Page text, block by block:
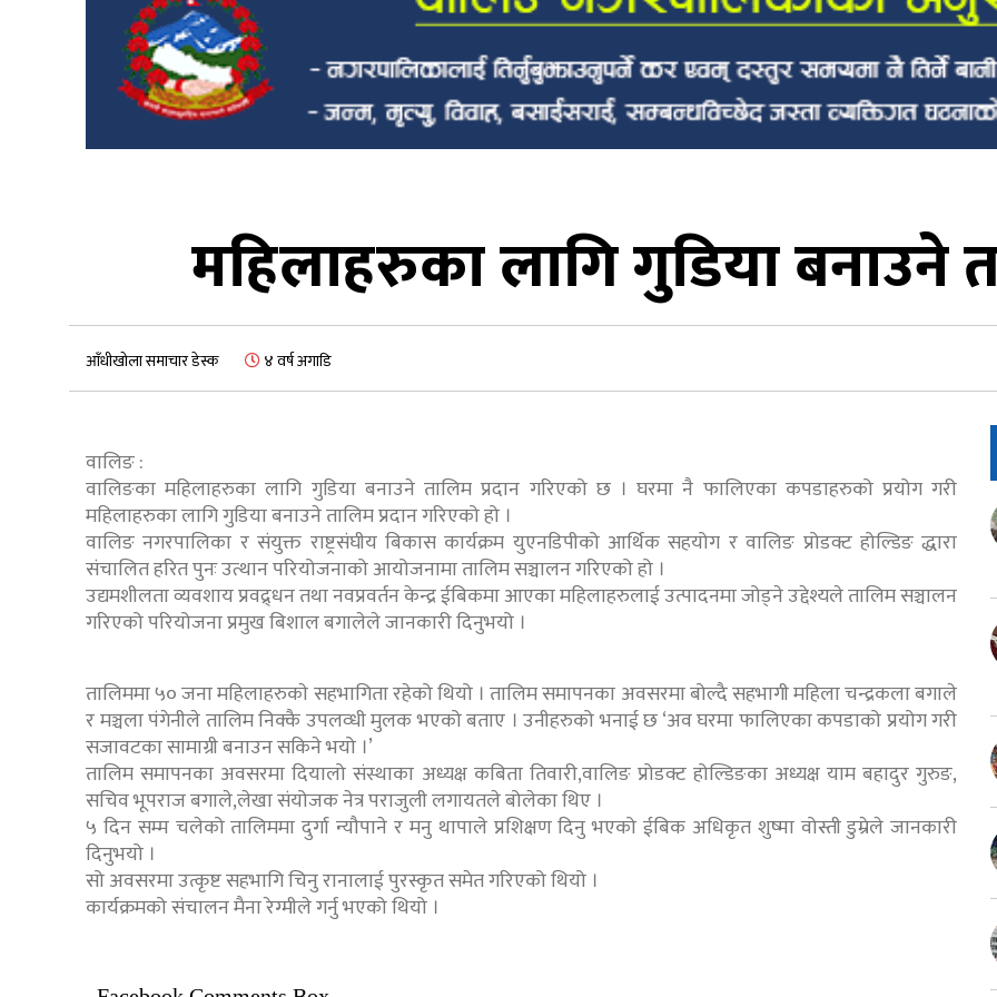
महिलाहरुका लागि गुडिया बनाउने
आँधीखोला समाचार डेस्क ४ वर्ष अगाडि
वालिङ :
वालिङका महिलाहरुका लागि गुडिया बनाउने तालिम प्रदान गरिएको छ । घरमा नै फालिएका कपडाहरुको प्रयोग गरी
महिलाहरुका लागि गुडिया बनाउने तालिम प्रदान गरिएको हो ।
वालिङ नगरपालिका र संयुक्त राष्ट्रसंघीय बिकास कार्यक्रम युएनडिपीको आर्थिक सहयोग र वालिङ प्रोडक्ट होल्डिङ द्धारा
संचालित हरित पुनः उत्थान परियोजनाको आयोजनामा तालिम सञ्चालन गरिएको हो ।
उद्यमशीलता व्यवशाय प्रवद्र्धन तथा नवप्रवर्तन केन्द्र ईबिकमा आएका महिलाहरुलाई उत्पादनमा जोड्ने उद्देश्यले तालिम सञ्चालन
गरिएको परियोजना प्रमुख बिशाल बगालेले जानकारी दिनुभयो ।
तालिममा ५० जना महिलाहरुकाे सहभागिता रहेको थियो । तालिम समापनका अवसरमा बोल्दै सहभागी महिला चन्द्रकला बगाले
र मञ्चला पंगेनीले तालिम निक्कै उपलव्धी मुलक भएको बताए । उनीहरुको भनाई छ ‘अव घरमा फालिएका कपडाको प्रयोग गरी
सजावटका सामाग्री बनाउन सकिने भयो ।’
तालिम समापनका अवसरमा दियालो संस्थाका अध्यक्ष कबिता तिवारी,वालिङ प्रोडक्ट होल्डिङका अध्यक्ष याम बहादुर गुरुङ,
सचिव भूपराज बगाले,लेखा संयोजक नेत्र पराजुली लगायतले बोलेका थिए ।
५ दिन सम्म चलेको तालिममा दुर्गा न्यौपाने र मनु थापाले प्रशिक्षण दिनु भएको ईबिक अधिकृत शुष्मा वोस्ती डुम्रेले जानकारी
दिनुभयो ।
सो अवसरमा उत्कृष्ट सहभागि चिनु रानालाई पुरस्कृत समेत गरिएको थियो ।
कार्यक्रमको संचालन मैना रेग्मीले गर्नु भएको थियो ।